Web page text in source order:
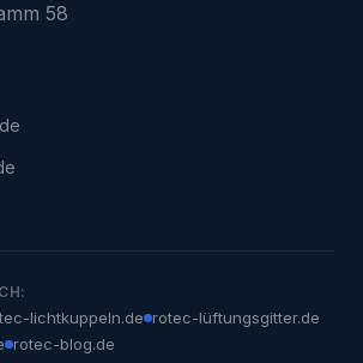
58
lichtkuppeln.de rotec-lüftungsgitter.de
rotec-blog.de